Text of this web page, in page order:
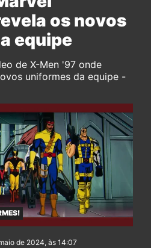
os novos
equipe
de X-Men '97 onde
uniformes da equipe -
de 2024, às 14:07